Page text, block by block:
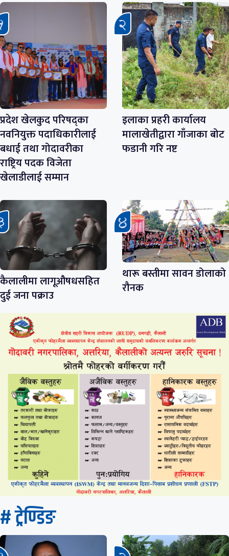
प्रदेश खेलकुद परिषद्का
नवनियुक्त पदाधिकारीलाई
बधाई तथा गोदावरीका
राष्ट्रिय पदक विजेता
खेलाडीलाई सम्मान
इलाका प्रहरी कार्यालय
मालाखेतीद्वारा गाँजाका बोट
फडानी गरि नष्ट
कैलालीमा लागूऔषधसहित
दुई जना पक्राउ
थारू बस्तीमा सावन डोलाको
रौनक
# ट्रेण्डिङ